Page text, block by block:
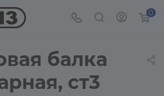
0
балка
ст3